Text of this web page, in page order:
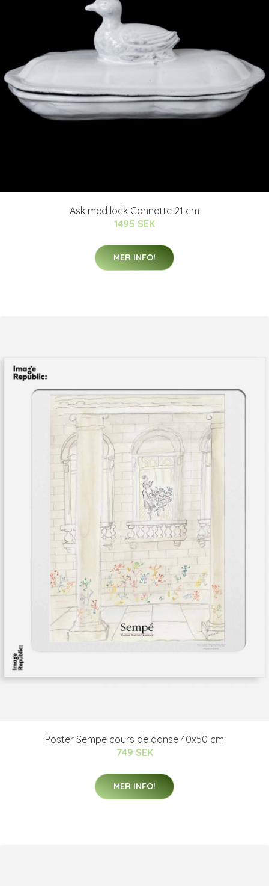
Ask med lock Cannette 21 cm
1495 SEK
MER INFO!
Poster Sempe cours de danse 40x50 cm
749 SEK
MER INFO!